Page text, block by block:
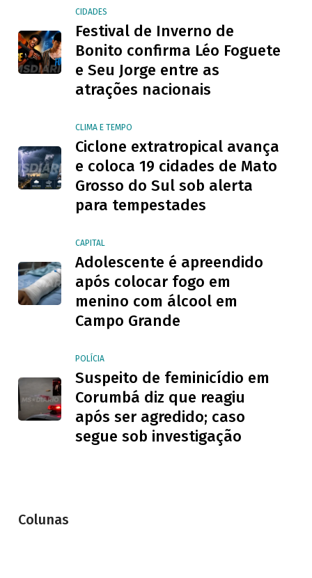
CIDADES
Festival de Inverno de
Bonito confirma Léo Foguete
e Seu Jorge entre as
atrações nacionais
CLIMA E TEMPO
Ciclone extratropical avança
e coloca 19 cidades de Mato
Grosso do Sul sob alerta
para tempestades
CAPITAL
Adolescente é apreendido
após colocar fogo em
menino com álcool em
Campo Grande
POLÍCIA
Suspeito de feminicídio em
Corumbá diz que reagiu
após ser agredido; caso
segue sob investigação
Colunas